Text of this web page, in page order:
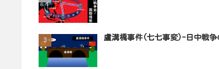
盧溝橋事件(七七事変)-日中戦